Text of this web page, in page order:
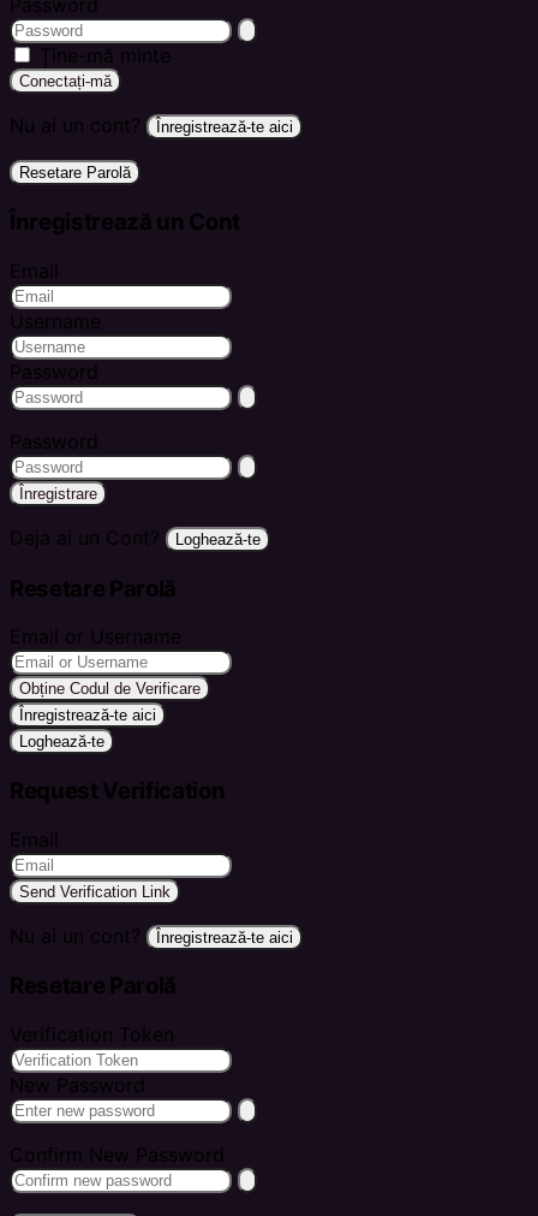
Password
Ține-mă minte
Conectați-mă
Nu ai un cont? Înregistrează-te aici
Resetare Parolă
Înregistrează un Cont
Email
Username
Password
Password
Înregistrare
Deja ai un Cont? Loghează-te
Resetare Parolă
Email or Username
Obține Codul de Verificare
Înregistrează-te aici
Loghează-te
Request Verification
Email
Send Verification Link
Nu ai un cont? Înregistrează-te aici
Resetare Parolă
Verification Token
New Password
Confirm New Password